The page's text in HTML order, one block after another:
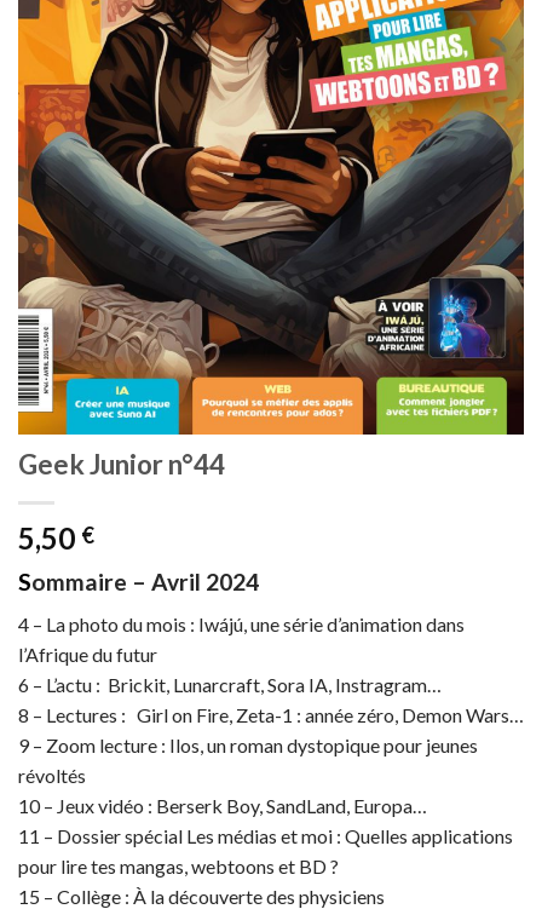
Geek Junior n°44
5,50 €
Sommaire – Avril 2024
4 – La photo du mois : Iwájú, une série d’animation dans
l’Afrique du futur
6 – L’actu : Brickit, Lunarcraft, Sora IA, Instragram…
8 – Lectures : Girl on Fire, Zeta-1 : année zéro, Demon Wars…
9 – Zoom lecture : Ilos, un roman dystopique pour jeunes
révoltés
10 – Jeux vidéo : Berserk Boy, SandLand, Europa…
11 – Dossier spécial Les médias et moi : Quelles applications
pour lire tes mangas, webtoons et BD ?
15 – Collège : À la découverte des physiciens